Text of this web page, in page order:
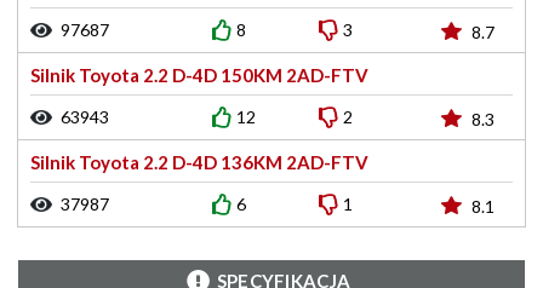
97687 8 3 8.7
Silnik Toyota 2.2 D-4D 150KM 2AD-FTV
63943 12 2 8.3
Silnik Toyota 2.2 D-4D 136KM 2AD-FTV
37987 6 1 8.1
SPECYFIKACJA